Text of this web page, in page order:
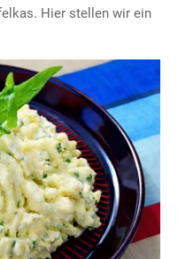
Hier stellen wir ein